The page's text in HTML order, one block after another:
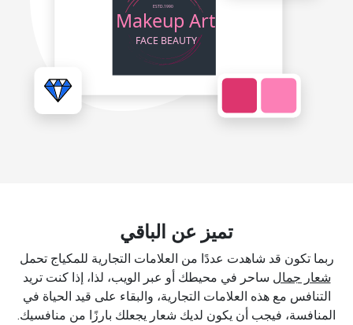
تميز عن الباقي
ربما تكون قد شاهدت عددًا من العلامات التجارية للمكياج تحمل
شعار جمال ساحر في محيطك أو عبر الويب، لذا، إذا كنت تريد
التنافس مع هذه العلامات التجارية، والبقاء على قيد الحياة في
المنافسة، فيجب أن يكون لديك شعار يجعلك بارزًا من منافسيك.